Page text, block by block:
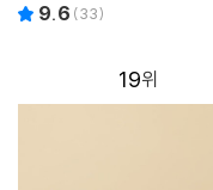
9.6 (33)
19